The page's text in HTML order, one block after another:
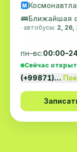
M
🚌Ближайшая
· автобусы: 2, 26,
пн–вс:
Сейчас
(+99871)…